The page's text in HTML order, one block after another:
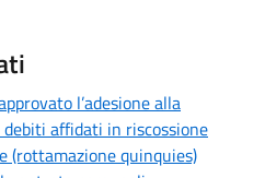
l’adesione alla
affidati in riscossione
(rottamazione quinquies)